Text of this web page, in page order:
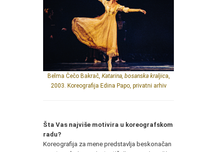
Belma Čečo Bakrač, Katarina, bosanska kraljica,
2003. Koreografija Edina Papo, privatni arhiv
Šta Vas najviše motivira u koreografskom
radu?
Koreografija za mene predstavlja beskonačan